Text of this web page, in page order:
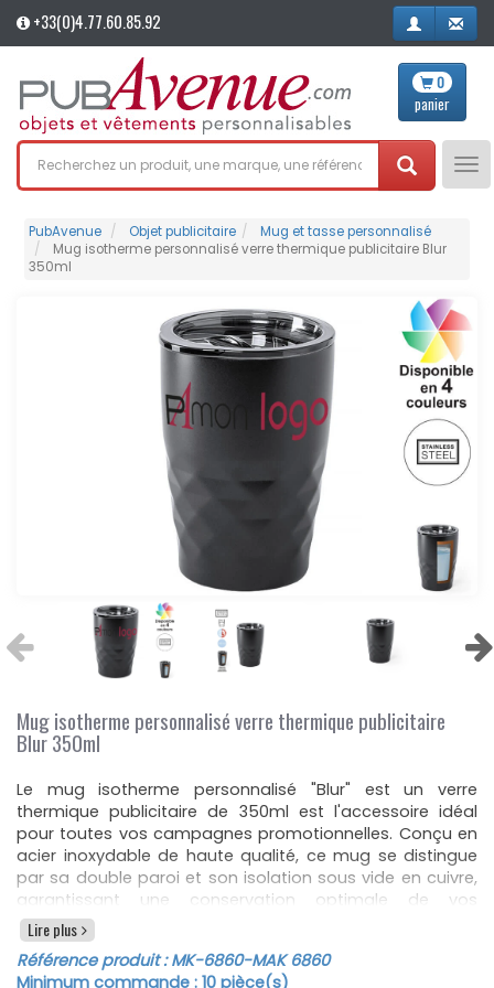
+33(0)4.77.60.85.92
0
panier
PubAvenue Objet publicitaire
Mug et tasse personnalisé
Mug isotherme personnalisé verre thermique publicitaire Blur
350ml
Mug isotherme personnalisé verre thermique publicitaire
Blur 350ml
Le mug isotherme personnalisé "Blur" est un verre
thermique publicitaire de 350ml est l'accessoire idéal
pour toutes vos campagnes promotionnelles. Conçu en
acier inoxydable de haute qualité, ce mug se distingue
par sa double paroi et son isolation sous vide en cuivre,
garantissant une conservation optimale de vos
boissons. Que ce soit pour maintenir votre café chaud
jusqu'à 8 heures ou pour garder votre boisson
rafraîchissante jusqu'à 24 heures, ce mug répondra
Lire plus
Référence produit :MK-6860-MAK 6860
Minimum commande : 10 pièce(s)